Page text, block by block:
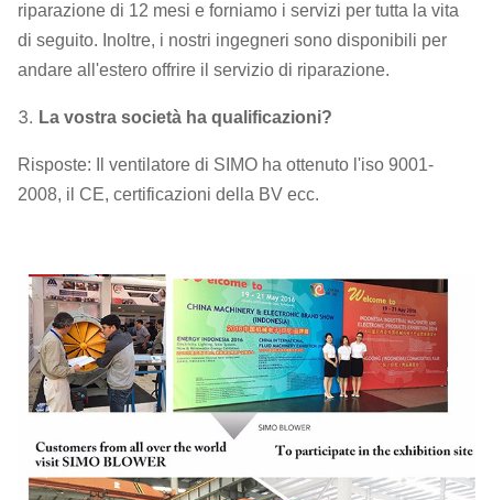
riparazione di 12 mesi e forniamo i servizi per tutta la vita
di seguito. Inoltre, i nostri ingegneri sono disponibili per
andare all'estero offrire il servizio di riparazione.
3. La vostra società ha qualificazioni?
Risposte: Il ventilatore di SIMO ha ottenuto l'iso 9001-
2008, il CE, certificazioni della BV ecc.